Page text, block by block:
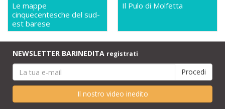
Le mappe
cinquecentesche del sud-
est barese
Il Pulo di Molfetta
NEWSLETTER BARINEDITA registrati
Il nostro video inedito